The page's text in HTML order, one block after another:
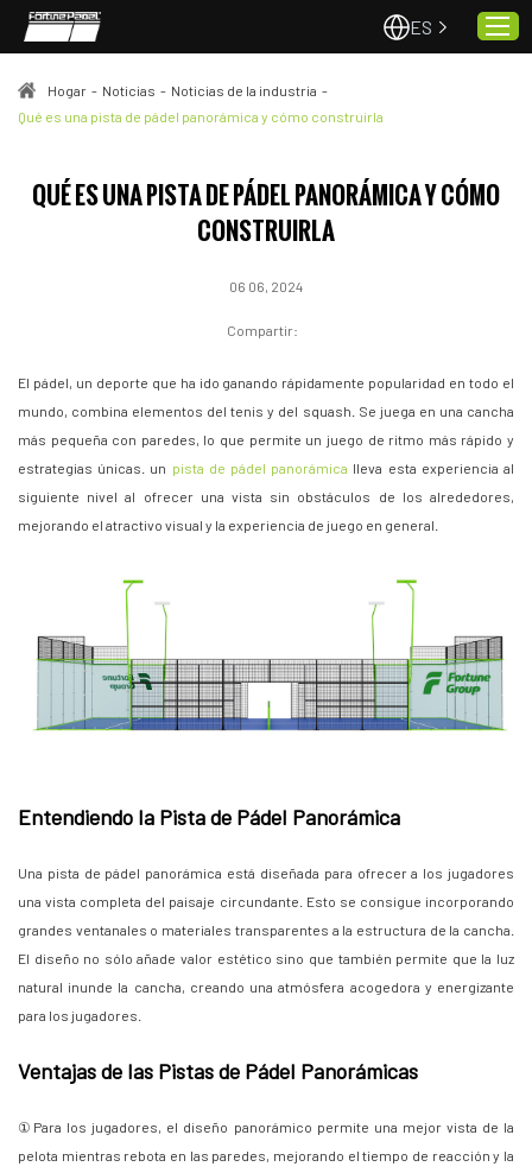
Pistas de pádel
Proyectos
Contacto
ES
Hogar - Noticias - Noticias de la industria -
Qué es una pista de pádel panorámica y cómo construirla
QUÉ ES UNA PISTA DE PÁDEL PANORÁMICA Y CÓMO
CONSTRUIRLA
06 06, 2024
Compartir:
El pádel, un deporte que ha ido ganando rápidamente popularidad en todo el
mundo, combina elementos del tenis y del squash. Se juega en una cancha
más pequeña con paredes, lo que permite un juego de ritmo más rápido y
estrategias únicas. un pista de pádel panorámica lleva esta experiencia al
siguiente nivel al ofrecer una vista sin obstáculos de los alrededores,
mejorando el atractivo visual y la experiencia de juego en general.
Entendiendo la Pista de Pádel Panorámica
Una pista de pádel panorámica está diseñada para ofrecer a los jugadores
una vista completa del paisaje circundante. Esto se consigue incorporando
grandes ventanales o materiales transparentes a la estructura de la cancha.
El diseño no sólo añade valor estético sino que también permite que la luz
natural inunde la cancha, creando una atmósfera acogedora y energizante
para los jugadores.
Ventajas de las Pistas de Pádel Panorámicas
①Para los jugadores, el diseño panorámico permite una mejor vista de la
pelota mientras rebota en las paredes, mejorando el tiempo de reacción y la